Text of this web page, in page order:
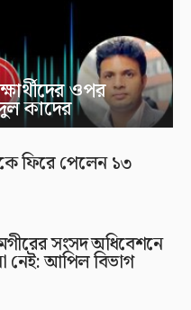
ওপর
কাদের
ফিরে পেলেন ১৩
সংসদ অধিবেশনে
নেই: আপিল বিভাগ